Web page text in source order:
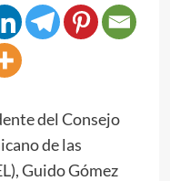
del Consejo
de las
Guido Gómez